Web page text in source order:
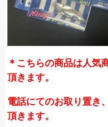
＊こちらの商品は人気
頂きます。
電話にてのお取り置き
頂きます。